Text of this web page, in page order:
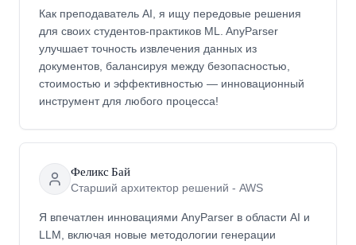
Как преподаватель AI, я ищу передовые решения
для своих студентов-практиков ML. AnyParser
улучшает точность извлечения данных из
документов, балансируя между безопасностью,
стоимостью и эффективностью — инновационный
инструмент для любого процесса!
Феликс Бай
Старший архитектор решений - AWS
Я впечатлен инновациями AnyParser в области AI и
LLM, включая новые методологии генерации